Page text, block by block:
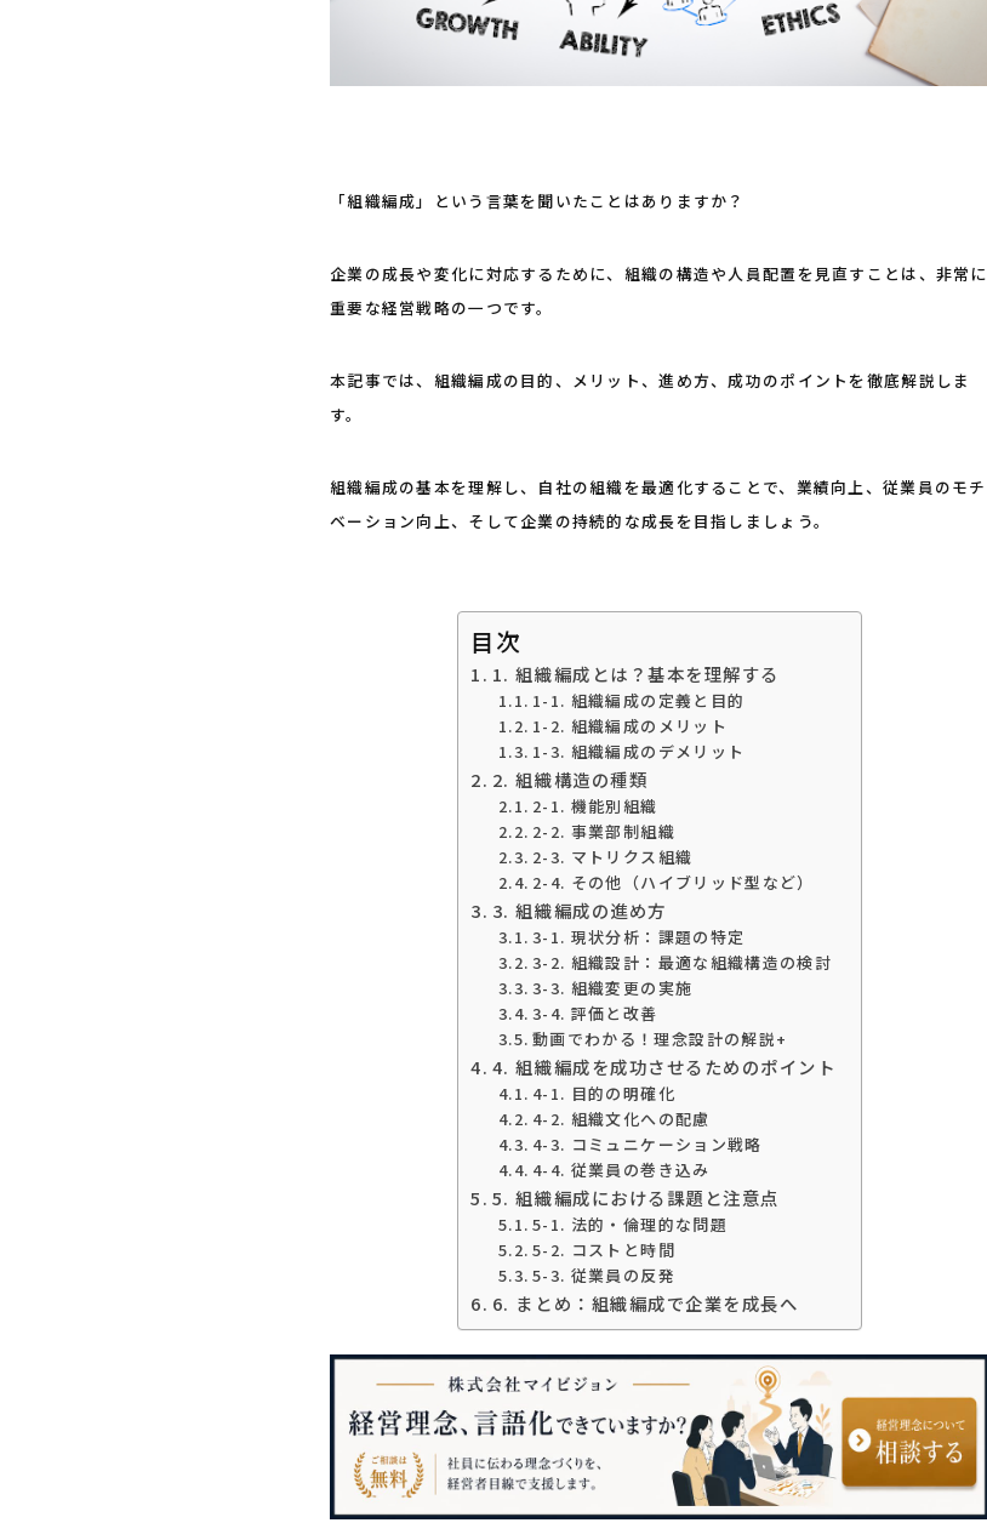
「組織編成」という言葉を聞いたことはありますか？
企業の成長や変化に対応するために、組織の構造や人員配置を見直すことは、非常に
重要な経営戦略の一つです。
本記事では、組織編成の目的、メリット、進め方、成功のポイントを徹底解説しま
す。
組織編成の基本を理解し、自社の組織を最適化することで、業績向上、従業員のモチ
ベーション向上、そして企業の持続的な成長を目指しましょう。
目次
1. 組織編成とは？基本を理解する
1-1. 組織編成の定義と目的
1-2. 組織編成のメリット
1-3. 組織編成のデメリット
2. 組織構造の種類
2-1. 機能別組織
2-2. 事業部制組織
2-3. マトリクス組織
2-4. その他（ハイブリッド型など）
3. 組織編成の進め方
3-1. 現状分析：課題の特定
3-2. 組織設計：最適な組織構造の検討
3-3. 組織変更の実施
3-4. 評価と改善
動画でわかる！理念設計の解説+
4. 組織編成を成功させるためのポイント
4-1. 目的の明確化
4-2. 組織文化への配慮
4-3. コミュニケーション戦略
4-4. 従業員の巻き込み
5. 組織編成における課題と注意点
5-1. 法的・倫理的な問題
5-2. コストと時間
5-3. 従業員の反発
6. まとめ：組織編成で企業を成長へ